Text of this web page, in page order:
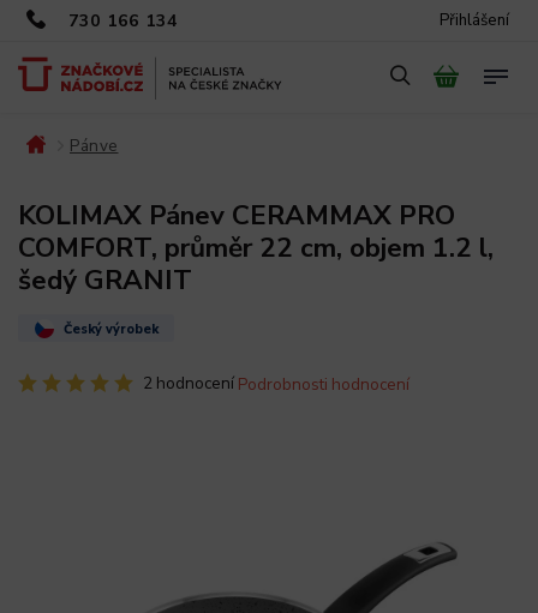
730 166 134 Přihlášení
Pánve
KOLIMAX Pánev CERAMMAX PRO
COMFORT, průměr 22 cm, objem 1.2 l,
šedý GRANIT
Český výrobek
2 hodnocení Podrobnosti hodnocení